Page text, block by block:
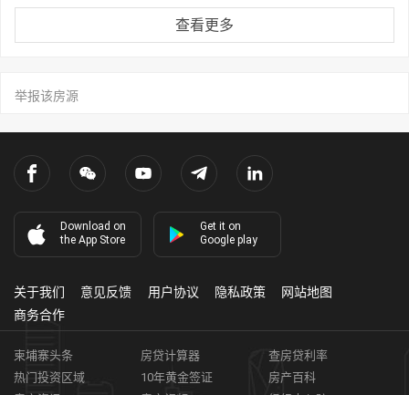
查看更多
举报该房源
Download on
the App Store
Get it on
Google play
关于我们 意见反馈 用户协议 隐私政策
网站地图
商务合作
柬埔寨头条 房贷计算器
查房贷利率
热门投资区域
10年黄金签证
房产百科